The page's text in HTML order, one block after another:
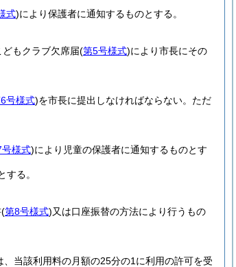
式)により保護者に通知するものとする。
もクラブ欠席届(第5号様式)により市長にその
号様式)を市長に提出しなければならない。 ただ
号様式)により児童の保護者に通知するものとす
る。
(第8号様式)又は口座振替の方法により行うもの
当該利用料の月額の25分の1に利用の許可を受